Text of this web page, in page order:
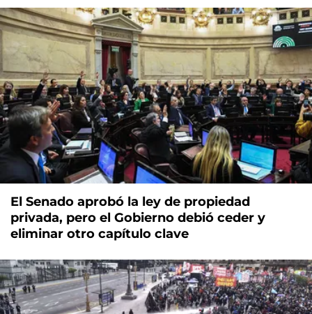
El Senado aprobó la ley de propiedad
privada, pero el Gobierno debió ceder y
eliminar otro capítulo clave